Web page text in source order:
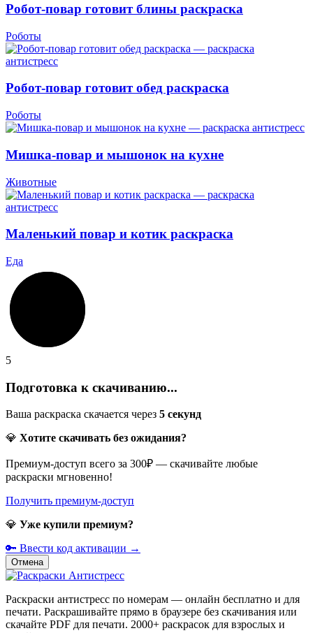
Робот-повар готовит блины раскраска
Роботы
Робот-повар готовит обед раскраска
Роботы
Мишка-повар и мышонок на кухне
Животные
Маленький повар и котик раскраска
Еда
5
Подготовка к скачиванию...
Ваша раскраска скачается через 5 секунд
💎 Хотите скачивать без ожидания?
Премиум-доступ всего за 300₽ — скачивайте любые
раскраски мгновенно!
Получить премиум-доступ
💎 Уже купили премиум?
🔑 Ввести код активации →
Отмена
Раскраски антистресс по номерам — онлайн бесплатно и для
печати. Раскрашивайте прямо в браузере без скачивания или
скачайте PDF для печати. 2000+ раскрасок для взрослых и